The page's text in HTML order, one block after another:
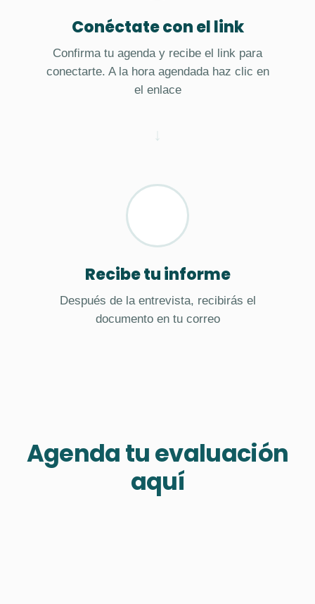
Conéctate con el link
Confirma tu agenda y recibe el link para
conectarte. A la hora agendada haz clic en
el enlace
Recibe tu informe
Después de la entrevista, recibirás el
documento en tu correo
Agenda tu evaluación
aquí